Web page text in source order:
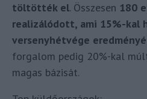
töltötték el. Összesen 180
realizálódott, ami 15%-kal
versenyhétvége
forgalom pedig 20%-kal
magas bázisát.